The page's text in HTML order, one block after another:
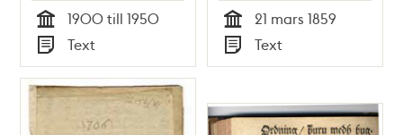
Tid
1900 till 1950
Typ
Text
funnit skälligt
stadga ett vite af
fem riksdaler
den 21 mars 1859.
Tid
21 mars 1859
Typ
Text